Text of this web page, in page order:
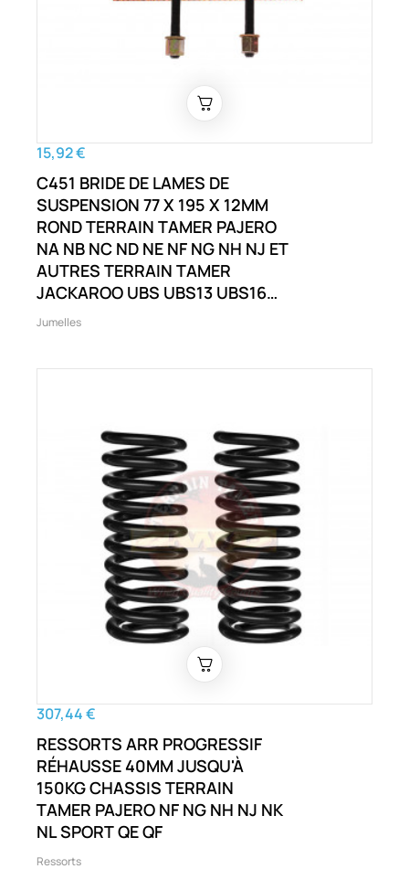
15,92 €
C451 BRIDE DE LAMES DE
SUSPENSION 77 X 195 X 12MM
ROND TERRAIN TAMER PAJERO
NA NB NC ND NE NF NG NH NJ ET
AUTRES TERRAIN TAMER
JACKAROO UBS UBS13 UBS16
UBS17 UBS52 UBS55 PAJERO NA
Jumelles
307,44 €
RESSORTS ARR PROGRESSIF
RÉHAUSSE 40MM JUSQU'À
150KG CHASSIS TERRAIN
TAMER PAJERO NF NG NH NJ NK
NL SPORT QE QF
Ressorts